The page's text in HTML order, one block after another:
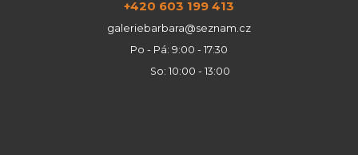
+420 603 199 413
galeriebarbara@seznam.cz
Po - Pá: 9:00 - 17:30
So: 10:00 - 13:00